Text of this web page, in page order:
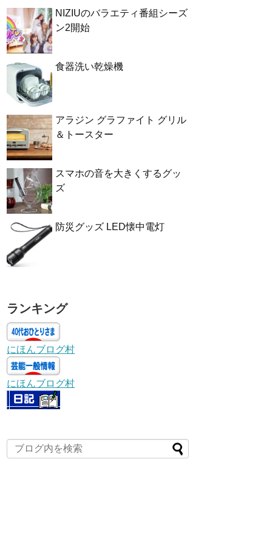
NIZIUのバラエティ番組シーズ
ン2開始
食器洗い乾燥機
アラジン グラファイト グリル
＆トースター
スマホの音を大きくするグッ
ズ
防災グッズ LED懐中電灯
ランキング
にほんブログ村
にほんブログ村